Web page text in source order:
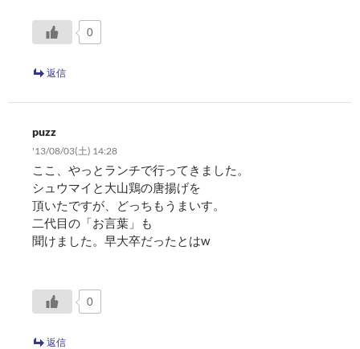
0
返信
puzz
'13/08/03(土) 14:28
ここ、やっとランチで行ってきました。
シュウマイと大山鶏の唐揚げを
頂いたですが、どっちもうまいす。
二代目の「お言葉」も
聞けました。早大卒だったとはw
0
返信